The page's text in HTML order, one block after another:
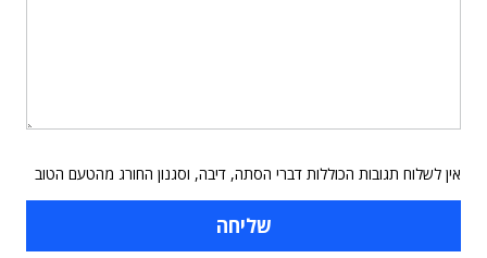
אין לשלוח תגובות הכוללות דברי הסתה, דיבה, וסגנון החורג מהטעם הטוב